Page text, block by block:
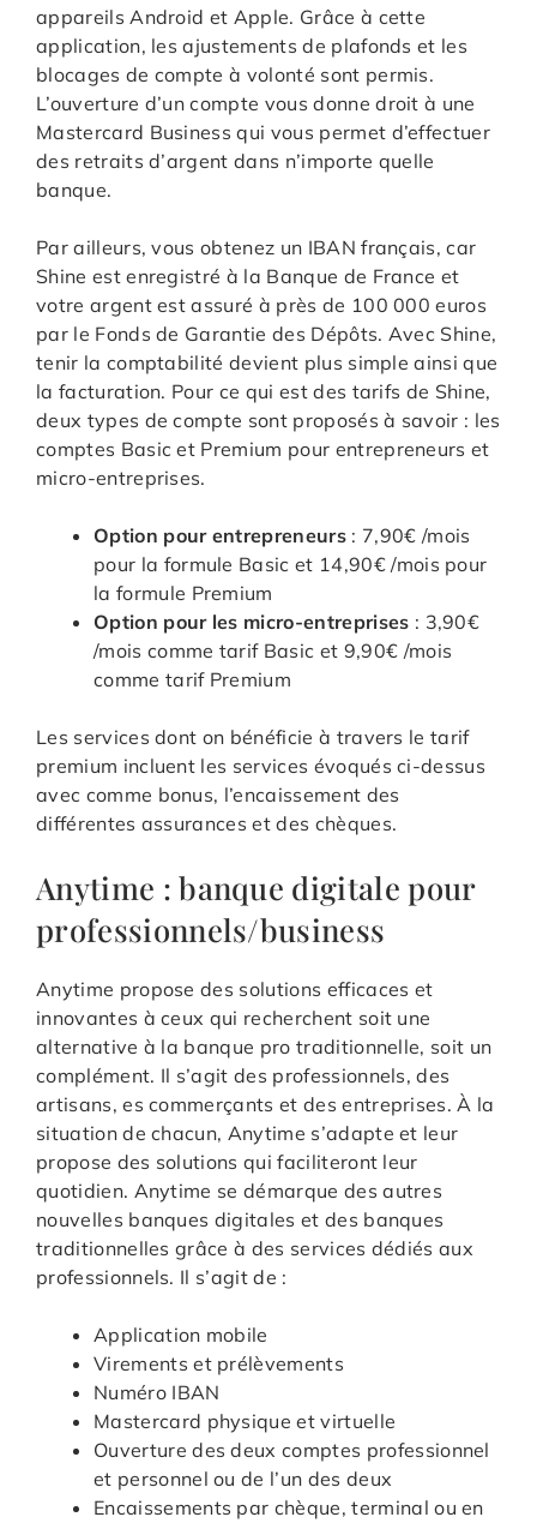
appareils Android et Apple. Grâce à cette
application, les ajustements de plafonds et les
blocages de compte à volonté sont permis.
L’ouverture d’un compte vous donne droit à une
Mastercard Business qui vous permet d’effectuer
des retraits d’argent dans n’importe quelle
banque.
Par ailleurs, vous obtenez un IBAN français, car
Shine est enregistré à la Banque de France et
votre argent est assuré à près de 100 000 euros
par le Fonds de Garantie des Dépôts. Avec Shine,
tenir la comptabilité devient plus simple ainsi que
la facturation. Pour ce qui est des tarifs de Shine,
deux types de compte sont proposés à savoir : les
comptes Basic et Premium pour entrepreneurs et
micro-entreprises.
Option pour entrepreneurs : 7,90€ /mois
pour la formule Basic et 14,90€ /mois pour
la formule Premium
Option pour les micro-entreprises : 3,90€
/mois comme tarif Basic et 9,90€ /mois
comme tarif Premium
Les services dont on bénéficie à travers le tarif
premium incluent les services évoqués ci-dessus
avec comme bonus, l’encaissement des
différentes assurances et des chèques.
Anytime : banque digitale pour
professionnels/business
Anytime propose des solutions efficaces et
innovantes à ceux qui recherchent soit une
alternative à la banque pro traditionnelle, soit un
complément. Il s’agit des professionnels, des
artisans, es commerçants et des entreprises. À la
situation de chacun, Anytime s’adapte et leur
propose des solutions qui faciliteront leur
quotidien. Anytime se démarque des autres
nouvelles banques digitales et des banques
traditionnelles grâce à des services dédiés aux
professionnels. Il s’agit de :
Application mobile
Virements et prélèvements
Numéro IBAN
Mastercard physique et virtuelle
Ouverture des deux comptes professionnel
et personnel ou de l’un des deux
Encaissements par chèque, terminal ou en